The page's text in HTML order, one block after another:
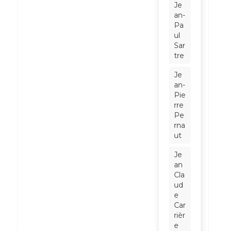
Je
an-
Pa
ul
Sar
tre
Je
an-
Pie
rre
Pe
rna
ut
Je
an
Cla
ud
e
Car
rièr
e